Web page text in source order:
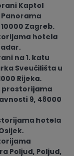
Kaptol
Zagreb.
hotela
na 1. katu
Sveučilišta u
Rijeka.
prostorijama
9, 48000
hotela
Poljud, Poljud,